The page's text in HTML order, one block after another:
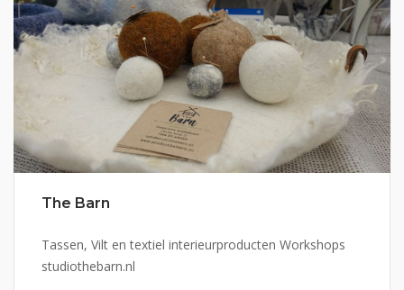
The Barn
Tassen, Vilt en textiel interieurproducten Workshops
studiothebarn.nl